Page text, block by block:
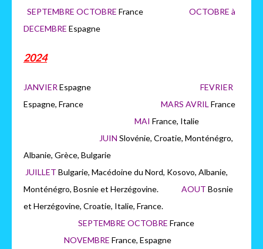
SEPTEMBRE OCTOBRE France OCTOBRE à
DECEMBRE Espagne
2024
JANVIER Espagne FEVRIER
Espagne, France MARS AVRIL France
MAI France, Italie
JUIN Slovénie, Croatie, Monténégro,
Albanie, Grèce, Bulgarie
JUILLET Bulgarie, Macédoine du Nord, Kosovo, Albanie,
Monténégro, Bosnie et Herzégovine. AOUT Bosnie
et Herzégovine, Croatie, Italie, France.
SEPTEMBRE OCTOBRE France
NOVEMBRE France, Espagne